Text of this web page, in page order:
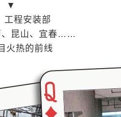
▼
工程安装部
、昆山、宜春……
火热的前线